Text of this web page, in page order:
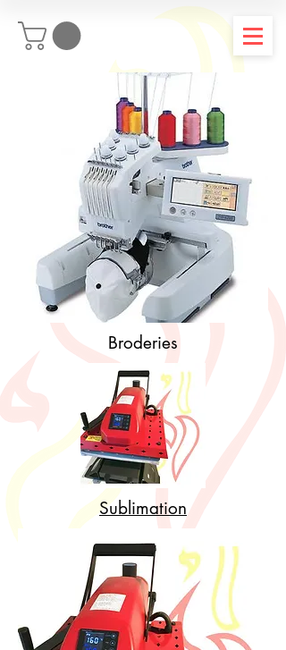
Broderies
Sublimation